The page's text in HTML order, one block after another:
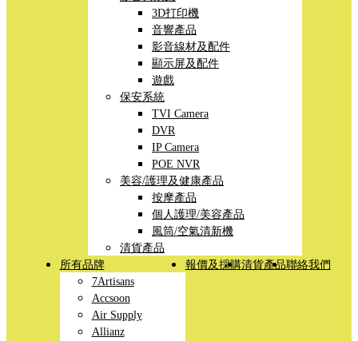
3D打印機
音響產品
影音線材及配件
顯示屏及配件
遊戲
保安系統
TVI Camera
DVR
IP Camera
POE NVR
美容/護理及健康產品
按摩產品
個人護理/美容產品
風筒/空氣清新機
清貨產品
所有品牌
7Artisans
Accsoon
Air Supply
Allianz
報價及採購清貨產品聯絡我們